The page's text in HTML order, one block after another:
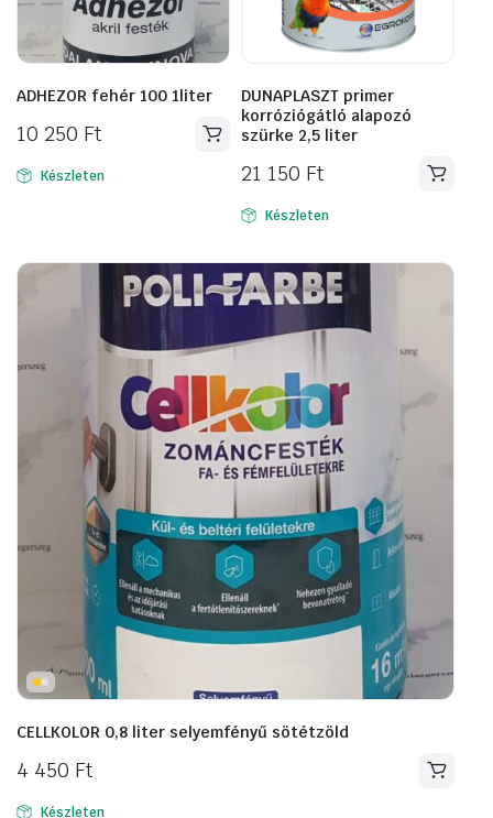
ADHEZOR fehér 100 1liter
10 250 Ft
Készleten
DUNAPLASZT primer
korróziógátló alapozó
szürke 2,5 liter
21 150 Ft
Készleten
CELLKOLOR 0,8 liter selyemfényű sötétzöld
4 450 Ft
Készleten